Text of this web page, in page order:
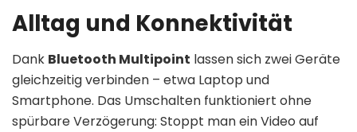
Alltag und Konnektivität
Dank Bluetooth Multipoint lassen sich zwei Geräte
gleichzeitig verbinden – etwa Laptop und
Smartphone. Das Umschalten funktioniert ohne
spürbare Verzögerung: Stoppt man ein Video auf